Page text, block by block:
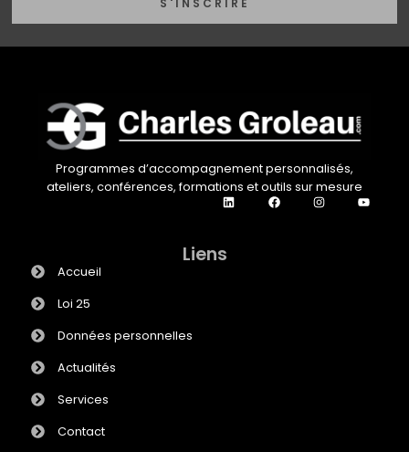
Programmes d’accompagnement personnalisés,
ateliers, conférences, formations et outils sur mesure
Liens
Accueil
Loi 25
Données personnelles
Actualités
Services
Contact